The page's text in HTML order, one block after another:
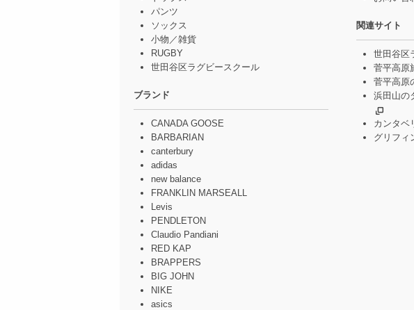
パンツ
ソックス
小物／雑貨
RUGBY
世田谷区ラグビースクール
ブランド
CANADA GOOSE
BARBARIAN
canterbury
adidas
new balance
FRANKLIN MARSEALL
Levis
PENDLETON
Claudio Pandiani
RED KAP
BRAPPERS
BIG JOHN
NIKE
asics
関連サイト
世田谷区
菅平高原
菅平高原
浜田山の
カンタベ
グリフィ